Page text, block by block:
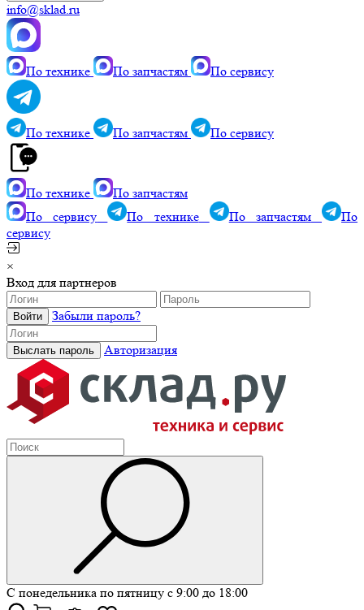
info@sklad.ru
По технике По запчастям По сервису
По технике По запчастям По сервису
По технике
По запчастям
По сервису
По технике По запчастям
По
сервису
×
Вход для партнеров
Забыли пароль?
Авторизация
С понедельника по пятницу с 9:00 до 18:00